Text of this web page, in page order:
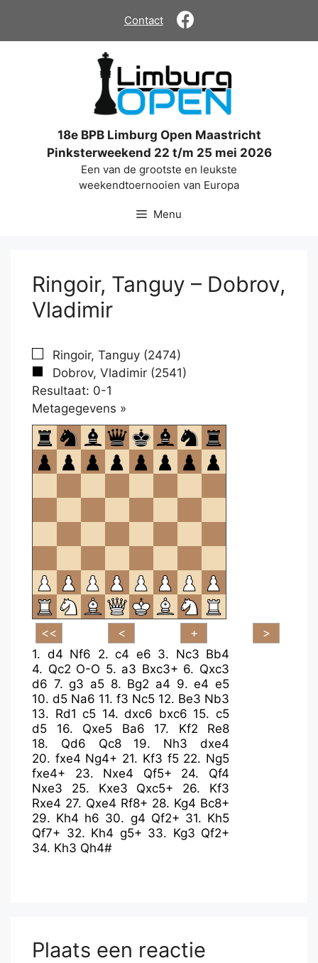
de
Contact
18e BPB Limburg Open Maastricht
Pinksterweekend 22 t/m 25 mei 2026
Een van de grootste en leukste
weekendtoernooien van Europa
Menu
Ringoir, Tanguy – Dobrov,
Vladimir
Ringoir, Tanguy (2474)
Dobrov, Vladimir (2541)
Resultaat: 0-1
Metagegevens »
om
te
openen.
1. d4 Nf6 2. c4 e6 3. Nc3 Bb4
4. Qc2 O-O 5. a3 Bxc3+ 6. Qxc3
d6 7.g3 a5 8. Bg2 a4 9.e4 e5
10. d5 Na6 11. f3 Nc5 12. Be3 Nb3
13. Rd1 c5 14.dxc6 bxc6 15.c5
d5
16. Qxe5 Ba6 17. Kf2
Re8
18. Qd6 Qc8 19. Nh3
dxe4
20. fxe4 Ng4+ 21. Kf3 f5 22. Ng5
fxe4+
23. Nxe4 Qf5+ 24. Qf4
Nxe3
25. Kxe3 Qxc5+ 26. Kf3
Rxe4 27. Qxe4 Rf8+ 28. Kg4 Bc8+
29. Kh4 h6 30. g4 Qf2+ 31. Kh5
Qf7+ 32. Kh4 g5+ 33. Kg3 Qf2+
34. Kh3 Qh4#
Plaats een reactie